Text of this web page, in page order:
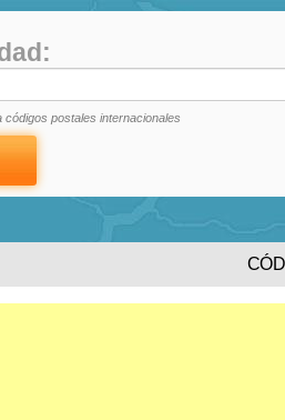
postales internacionales